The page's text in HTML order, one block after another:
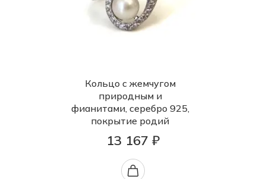
Кольцо с жемчугом
природным и
фианитами, серебро 925,
покрытие родий
13 167 ₽